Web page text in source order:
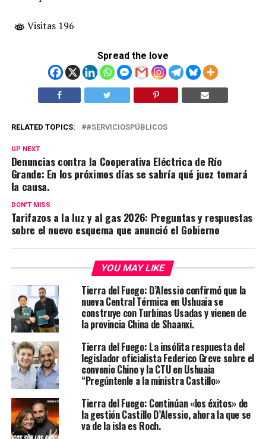
Visitas 196
Spread the love
RELATED TOPICS: #SERVICIOSPÚBLICOS
UP NEXT
Denuncias contra la Cooperativa Eléctrica de Río
Grande: En los próximos días se sabría qué juez tomará
la causa.
DON'T MISS
Tarifazos a la luz y al gas 2026: Preguntas y respuestas
sobre el nuevo esquema que anunció el Gobierno
YOU MAY LIKE
Tierra del Fuego: D’Alessio confirmó que la
nueva Central Térmica en Ushuaia se
construye con Turbinas Usadas y vienen de
la provincia China de Shaanxi.
Tierra del Fuego: La insólita respuesta del
legislador oficialista Federico Greve sobre el
convenio Chino y la CTU en Ushuaia
“Pregúntenle a la ministra Castillo»
Tierra del Fuego: Continúan «los éxitos» de
la gestión Castillo D’Alessio, ahora la que se
va de la isla es Roch.